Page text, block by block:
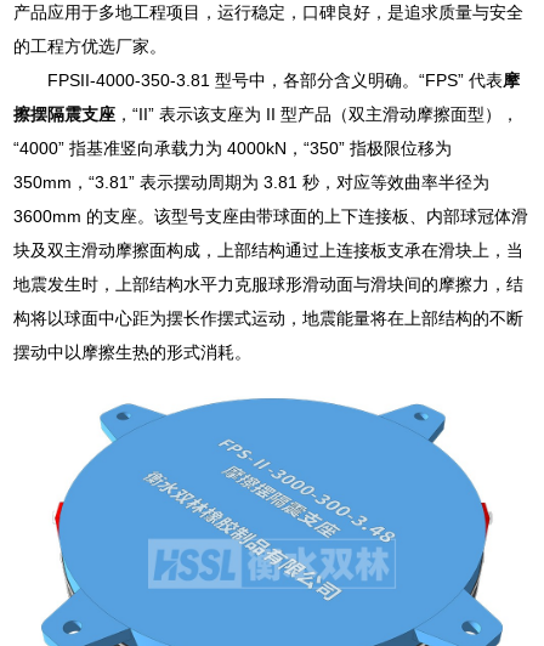
产品应用于多地工程项目，运行稳定，口碑良好，是追求质量与安全
的工程方优选厂家。
FPSII-4000-350-3.81 型号中，各部分含义明确。“FPS” 代表摩
擦摆隔震支座 ，“II” 表示该支座为 II 型产品（双主滑动摩擦面型），
“4000” 指基准竖向承载力为 4000kN，“350” 指极限位移为
350mm，“3.81” 表示摆动周期为 3.81 秒，对应等效曲率半径为
3600mm 的支座。该型号支座由带球面的上下连接板、内部球冠体滑
块及双主滑动摩擦面构成，上部结构通过上连接板支承在滑块上，当
地震发生时，上部结构水平力克服球形滑动面与滑块间的摩擦力，结
构将以球面中心距为摆长作摆式运动，地震能量将在上部结构的不断
摆动中以摩擦生热的形式消耗。